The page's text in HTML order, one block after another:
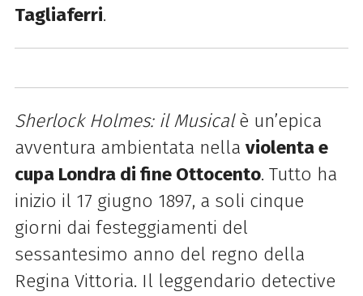
Tagliaferri.
Sherlock Holmes: il Musicalè un’epica
avventura ambientata nella violenta e
cupa Londra di fine Ottocento. Tutto ha
inizio il 17 giugno 1897, a soli cinque
giorni dai festeggiamenti del
sessantesimo anno del regno della
Regina Vittoria. Il leggendario detective